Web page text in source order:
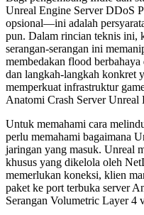
Unreal Engine Server DDoS
opsional—ini adalah
pun. Dalam rincian teknis ini,
serangan-serangan ini
membedakan flood
dan langkah-langkah konkret
memperkuat infrastruktur
Anatomi Crash Server Unreal
Untuk memahami cara
perlu memahami bagaimana
jaringan yang masuk. Unreal
khusus yang dikelola oleh
memerlukan koneksi, klien
paket ke port terbuka server
Serangan Volumetric Layer 4